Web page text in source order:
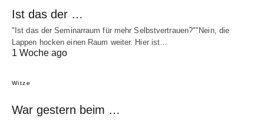
Ist das der …
"Ist das der Seminarraum für mehr Selbstvertrauen?""Nein, die
Lappen hocken einen Raum weiter. Hier ist…
1 Woche ago
Witze
War gestern beim …